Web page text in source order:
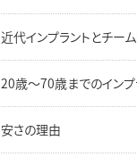
近代インプラントとチー
20歳～70歳までのインプ
安さの理由